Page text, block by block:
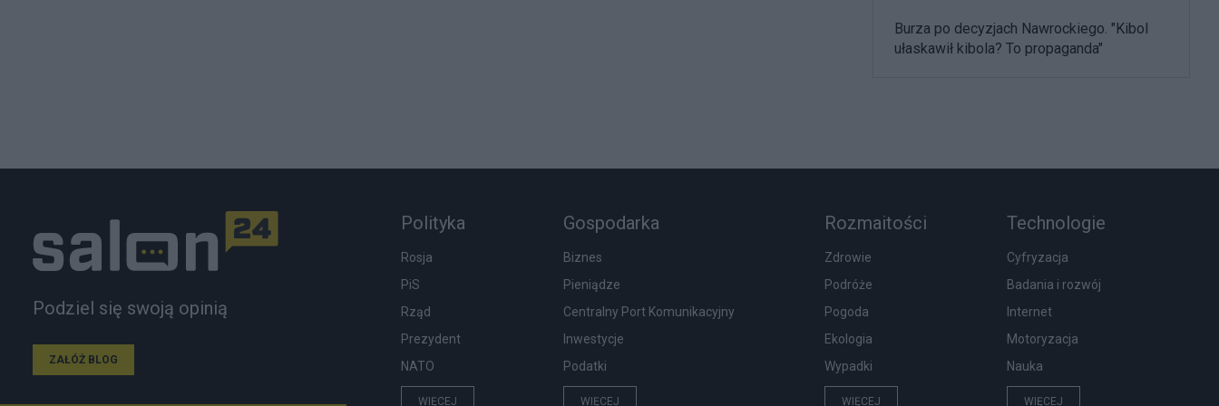
Burza po decyzjach Nawrockiego. "Kibol
ułaskawił kibola? To propaganda"
Podziel się swoją opinią
ZAŁÓŻ BLOG
Polityka
Rosja
PiS
Rząd
Prezydent
NATO
WIĘCEJ
Gospodarka
Biznes
Pieniądze
Centralny Port Komunikacyjny
Inwestycje
Podatki
WIĘCEJ
Rozmaitości
Zdrowie
Podróże
Pogoda
Ekologia
Wypadki
WIĘCEJ
Technologie
Cyfryzacja
Badania i rozwój
Internet
Motoryzacja
Nauka
WIĘCEJ